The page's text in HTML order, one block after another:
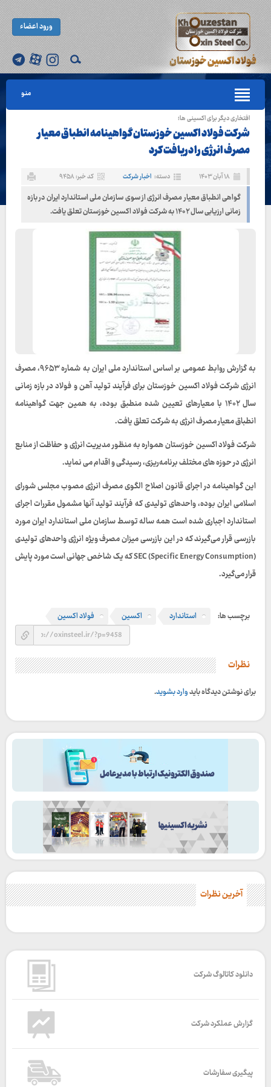
ورود اعضاء
منو
افتخاری دیگر برای اکسینی ها؛
شرکت فولاد اکسین خوزستان گواهینامه انطباق معیار
مصرف انرژی را دریافت کرد
۱۸ آبان ۱۴۰۳ دسته: اخبار شرکت کد خبر: ۹۴۵۸
گواهی انطباق معیار مصرف انرژی از سوی سازمان ملی استاندارد ایران در بازه
زمانی ارزیابی سال ۱۴۰۲ به شرکت فولاد اکسین خوزستان تعلق یافت.
به گزارش روابط عمومی بر اساس استاندارد ملی ایران به شماره ۹۶۵۳، مصرف
انرژی شرکت فولاد اکسین خوزستان برای فرآیند تولید آهن و فولاد در بازه زمانی
سال ۱۴۰۲ با معیارهای تعیین شده منطبق بوده، به همین جهت گواهینامه
انطباق معیار مصرف انرژی به شرکت تعلق یافت.
شرکت فولاد اکسین خوزستان همواره به منظور مدیریت انرژی و حفاظت از منابع
انرژی در حوزه های مختلف برنامه‌ریزی، رسیدگی و اقدام می نماید.
این گواهینامه در اجرای قانون اصلاح الگوی مصرف انرژی مصوب مجلس شورای
اسلامی ایران بوده، واحدهای تولیدی که فرآیند تولید آنها مشمول مقررات اجرای
استاندارد اجباری شده است همه ساله توسط سازمان ملی استاندارد ایران مورد
بازرسی قرار می‌گیرند که در این بازرسی میزان مصرف ویژه انرژی واحدهای تولیدی
SEC (Specific Energy Consumption) که یک شاخص جهانی است مورد پایش
قرار می‌گیرد.
برچسب ها: استاندارد اکسین فولاد اکسین
نظرات
برای نوشتن دیدگاه بایدوارد بشوید.
آخرین نظرات
دانلود کاتالوگ شرکت
گزارش عملکرد شرکت
پیگیری سفارشات